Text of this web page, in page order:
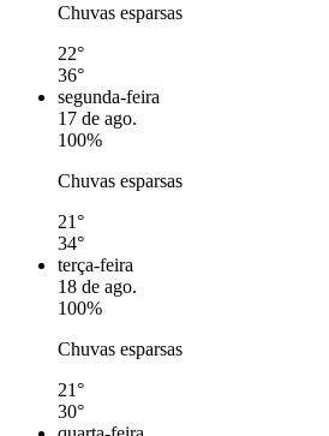
Chuvas esparsas
22°
36°
segunda-feira
17 de ago.
100%
Chuvas esparsas
21°
34°
terça-feira
18 de ago.
100%
Chuvas esparsas
21°
30°